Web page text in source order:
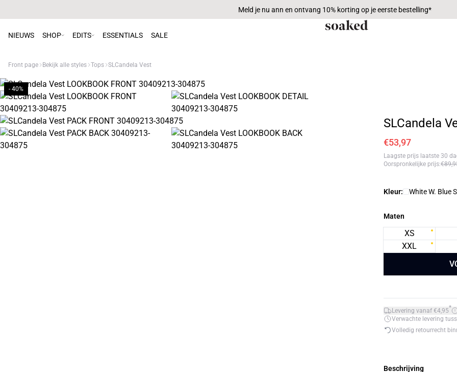
Meld je nu ann en ontvang 10% korting op je eerste bestelling*
NIEUWS SHOP EDITS ESSENTIALS SALE
Front page Bekijk alle styles Tops SLCandela Vest
- 40%
SLCandela
€53,97
Laagste prijs laatste 30
Oorspronkelijke prijs:
Kleur: White W. Blue
Maten
XS
XXL
Levering vanaf €4,95*
Verwachte levering
Volledig retourrecht
Beschrijving